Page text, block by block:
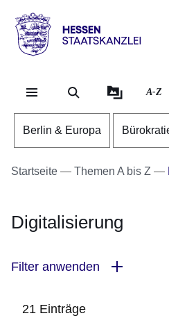
Hessen
Staatskanzlei
A-Z
Berlin & Europa
Startseite Themen A bis Z
Digitalisierung
Filter anwenden
21 Einträge